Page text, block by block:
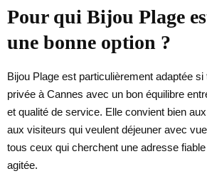
Pour qui Bijou Plage
une bonne option ?
Bijou Plage est particulièrement adaptée
privée à Cannes avec un bon équilibre
et qualité de service. Elle convient bien
aux visiteurs qui veulent déjeuner avec
tous ceux qui cherchent une adresse
agitée.